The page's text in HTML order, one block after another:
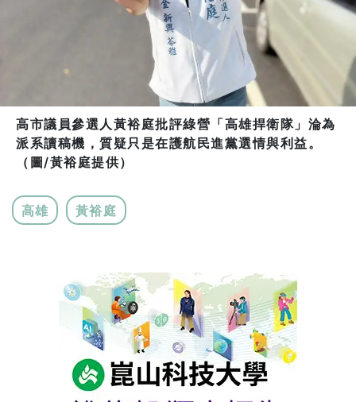
高市議員參選人黃裕庭批評綠營「高雄捍衛隊」淪為
派系讀稿機，質疑只是在護航民進黨選情與利益。
（圖/黃裕庭提供）
高雄 黃裕庭